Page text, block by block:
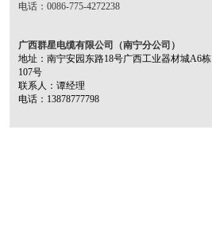
电话：0086-775-4272238
广西群星电缆有限公司（南宁分公司）
地址：南宁安园东路18号广西工业器材城A6栋
107号
联系人：谭经理
电话：13878777798